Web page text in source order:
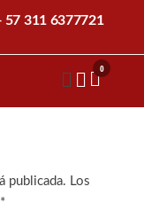
57 311 6377721
0
publicada. Los
*